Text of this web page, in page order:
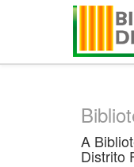
A
Distrito